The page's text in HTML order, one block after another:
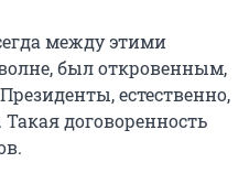
между этими
был откровенным,
естественно,
договоренность